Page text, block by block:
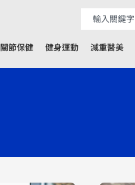
關節保健 健身運動 減重醫美